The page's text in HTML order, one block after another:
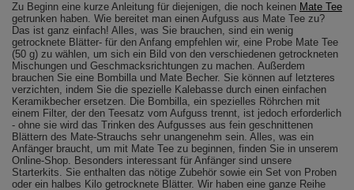
Zu Beginn eine kurze Anleitung für diejenigen, die noch keinen Mate Tee
getrunken haben. Wie bereitet man einen Aufguss aus Mate Tee zu?
Das ist ganz einfach! Alles, was Sie brauchen, sind ein wenig
getrocknete Blätter- für den Anfang empfehlen wir, eine Probe Mate Tee
(50 g) zu wählen, um sich ein Bild von den verschiedenen getrockneten
Mischungen und Geschmacksrichtungen zu machen. Außerdem
brauchen Sie eine Bombilla und Mate Becher. Sie können auf letzteres
verzichten, indem Sie die spezielle Kalebasse durch einen einfachen
Keramikbecher ersetzen. Die Bombilla, ein spezielles Röhrchen mit
einem Filter, der den Teesatz vom Aufguss trennt, ist jedoch erforderlich
- ohne sie wird das Trinken des Aufgusses aus fein geschnittenen
Blättern des Mate-Strauchs sehr unangenehm sein. Alles, was ein
Anfänger braucht, um mit Mate Tee zu beginnen, finden Sie in unserem
Online-Shop. Besonders interessant für Anfänger sind unsere
Starterkits. Sie enthalten das nötige Zubehör sowie ein Set von Proben
oder ein halbes Kilo getrocknete Blätter. Wir haben eine ganze Reihe